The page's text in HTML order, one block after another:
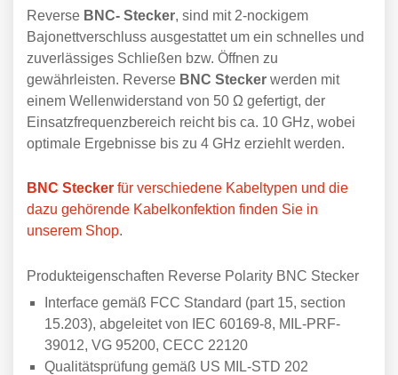
Reverse BNC- Stecker, sind mit 2-nockigem
Bajonettverschluss ausgestattet um ein schnelles und
zuverlässiges Schließen bzw. Öffnen zu
gewährleisten. Reverse BNC Stecker werden mit
einem Wellenwiderstand von 50 Ω gefertigt, der
Einsatzfrequenzbereich reicht bis ca. 10 GHz, wobei
optimale Ergebnisse bis zu 4 GHz erziehlt werden.
BNC Stecker für verschiedene Kabeltypen und die
dazu gehörende Kabelkonfektion finden Sie in
unserem Shop.
Produkteigenschaften Reverse Polarity BNC Stecker
Interface gemäß FCC Standard (part 15, section
15.203), abgeleitet von IEC 60169-8, MIL-PRF-
39012, VG 95200, CECC 22120
Qualitätsprüfung gemäß US MIL-STD 202